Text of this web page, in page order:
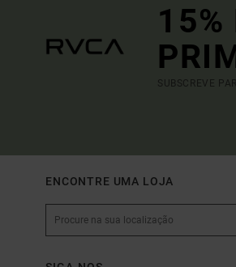
15%
SUBSCREVE
ENCONTRE UMA LOJA